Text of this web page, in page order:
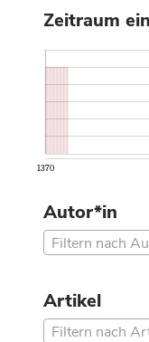
Zeitraum
1370
Autor*in
Filtern nach
Artikel
Filtern nach